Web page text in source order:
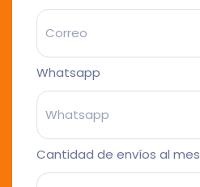
Whatsapp
Cantidad de envíos al mes